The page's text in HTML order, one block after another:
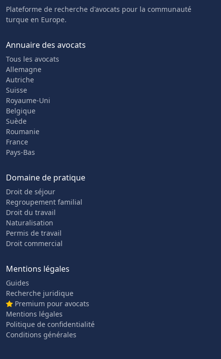
Plateforme de recherche d'avocats pour la communauté
turque en Europe.
Annuaire des avocats
Tous les avocats
Allemagne
Autriche
Suisse
Royaume-Uni
Belgique
Suède
Roumanie
France
Pays-Bas
Domaine de pratique
Droit de séjour
Regroupement familial
Droit du travail
Naturalisation
Permis de travail
Droit commercial
Mentions légales
Guides
Recherche juridique
Premium pour avocats
Mentions légales
Politique de confidentialité
Conditions générales